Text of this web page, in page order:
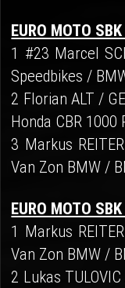
EURO MOTO
1 #23 Marcel
Speedbikes /
2 Florian ALT /
Honda CBR 1000
3 Markus
Van Zon BMW /
EURO MOTO
1 Markus
Van Zon BMW /
2 Lukas